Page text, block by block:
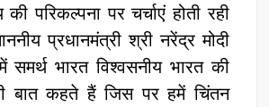
की परिकल्पना पर चर्चाएं होती रही
प्रधानमंत्री श्री नरेंद्र मोदी
समर्थ भारत विश्वसनीय भारत की
बात कहते हैं जिस पर हमें चिंतन